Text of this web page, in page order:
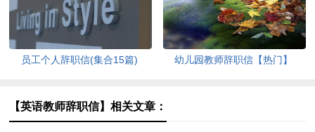
员工个人辞职信(集合15篇) 幼儿园教师辞职信【热门】
【英语教师辞职信】相关文章：